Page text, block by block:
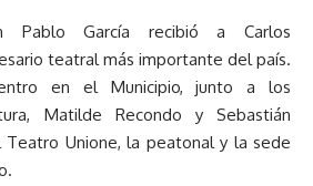
Pablo García recibió a Carlos
teatral más importante del país.
en el Municipio, junto a los
Matilde Recondo y Sebastián
Teatro Unione, la peatonal y la sede